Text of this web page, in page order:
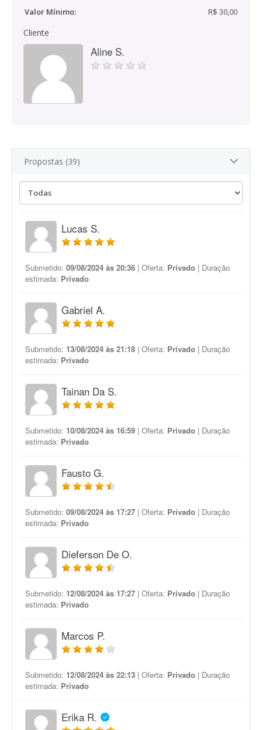
Valor Mínimo:
R$ 30,00
Cliente
Aline S.
Propostas (39)
Lucas S.
Submetido: 09/08/2024 às 20:36 | Oferta: Privado | Duração
estimada: Privado
Gabriel A.
Submetido: 13/08/2024 às 21:18 | Oferta: Privado | Duração
estimada: Privado
Tainan Da S.
Submetido: 10/08/2024 às 16:59 | Oferta: Privado | Duração
estimada: Privado
Fausto G.
Submetido: 09/08/2024 às 17:27 | Oferta: Privado | Duração
estimada: Privado
Dieferson De O.
Submetido: 12/08/2024 às 17:27 | Oferta: Privado | Duração
estimada: Privado
Marcos P.
Submetido: 12/08/2024 às 22:13 | Oferta: Privado | Duração
estimada: Privado
Erika R.